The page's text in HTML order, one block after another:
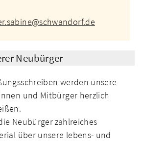
Neubürger
werden unsere
und Mitbürger herzlich
Neubürger zahlreiches
über unsere lebens- und